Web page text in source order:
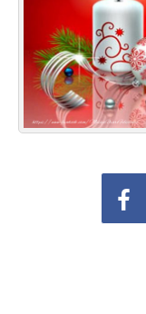
Felicitari zile
Felicitari muzicale
Felicitari muzicale
Felicitari animate
Invitatii